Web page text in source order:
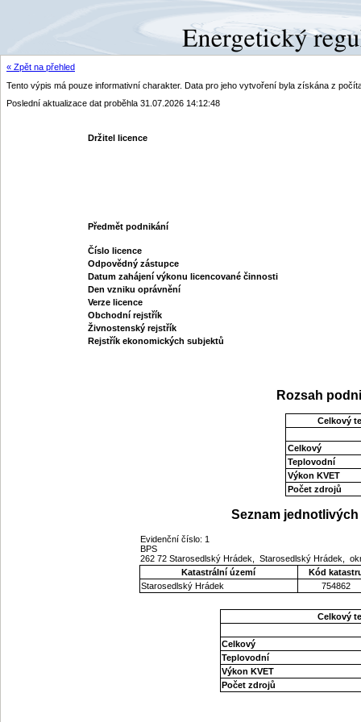
« Zpět na přehled
Tento výpis má pouze informativní charakter. Data pro jeho vytvoření byla získána z
Poslední aktualizace dat proběhla 31.07.2026 14:12:48
Držitel licence
Předmět podnikání
Číslo licence
Odpovědný zástupce
Datum zahájení výkonu licencované činnosti
Den vzniku oprávnění
Verze licence
Obchodní rejstřík
Živnostenský rejstřík
Rejstřík ekonomických subjektů
Rozsah
Celkový
Celkový
Teplovodní
Výkon KVET
Počet zdrojů
Seznam
Evidenční číslo: 1
BPS
262 72 Starosedlský Hrádek, Starosedlský Hrádek,
Katastrální území
Kód
Starosedlský Hrádek
754862
Celkový
Celkový
Teplovodní
Výkon KVET
Počet zdrojů